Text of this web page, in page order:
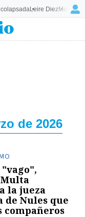
Leire Diez
de 2026
la jueza
de Nules que
compañeros